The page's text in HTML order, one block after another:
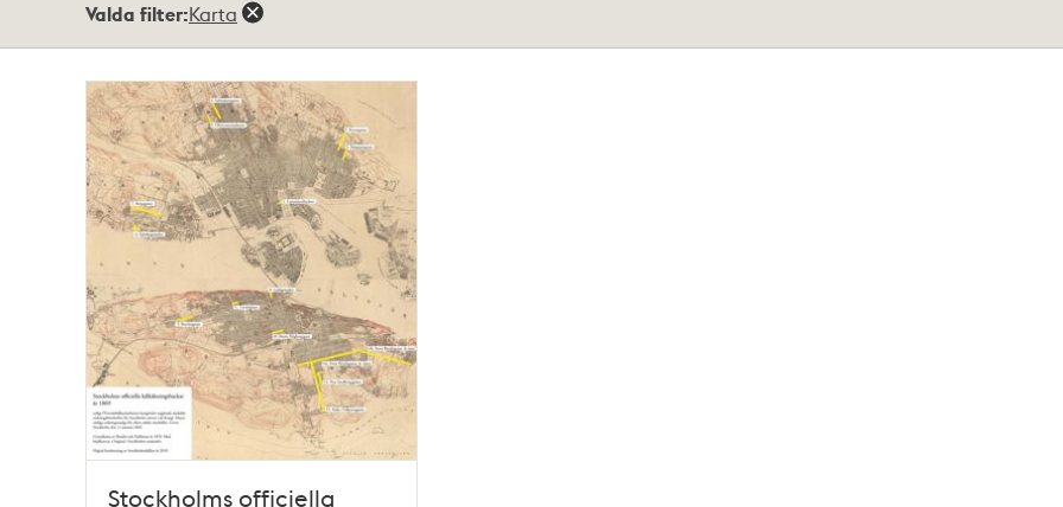
Valda filter:Karta
Stockholms officiella